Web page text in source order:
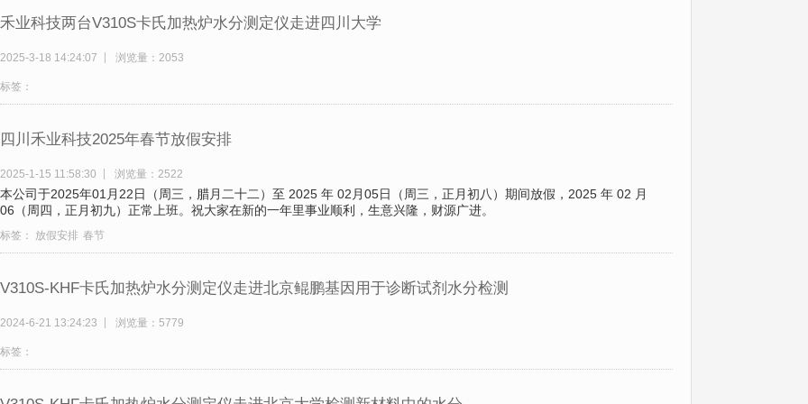
禾业科技两台V310S卡氏加热炉水分测定仪走进四川大学
2025-3-18 14:24:07 浏览量：2053
标签：
四川禾业科技2025年春节放假安排
2025-1-15 11:58:30 浏览量：2522
本公司于2025年01月22日（周三，腊月二十二）至 2025 年 02月05日（周三，正月初八）期间放假，2025 年 02 月
06（周四，正月初九）正常上班。祝大家在新的一年里事业顺利，生意兴隆，财源广进。
标签： 放假安排 春节
V310S-KHF卡氏加热炉水分测定仪走进北京鲲鹏基因用于诊断试剂水分检测
2024-6-21 13:24:23 浏览量：5779
标签：